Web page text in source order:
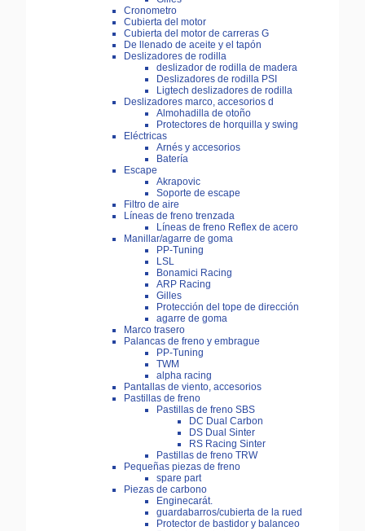
Cronometro
Cubierta del motor
Cubierta del motor de carreras G
De llenado de aceite y el tapón
Deslizadores de rodilla
deslizador de rodilla de madera
Deslizadores de rodilla PSI
Ligtech deslizadores de rodilla
Deslizadores marco, accesorios d
Almohadilla de otoño
Protectores de horquilla y swing
Eléctricas
Arnés y accesorios
Batería
Escape
Akrapovic
Soporte de escape
Filtro de aire
Líneas de freno trenzada
Líneas de freno Reflex de acero
Manillar/agarre de goma
PP-Tuning
LSL
Bonamici Racing
ARP Racing
Gilles
Protección del tope de dirección
agarre de goma
Marco trasero
Palancas de freno y embrague
PP-Tuning
TWM
alpha racing
Pantallas de viento, accesorios
Pastillas de freno
Pastillas de freno SBS
DC Dual Carbon
DS Dual Sinter
RS Racing Sinter
Pastillas de freno TRW
Pequeñas piezas de freno
spare part
Piezas de carbono
Enginecarát.
guardabarros/cubierta de la rued
Protector de bastidor y balanceo